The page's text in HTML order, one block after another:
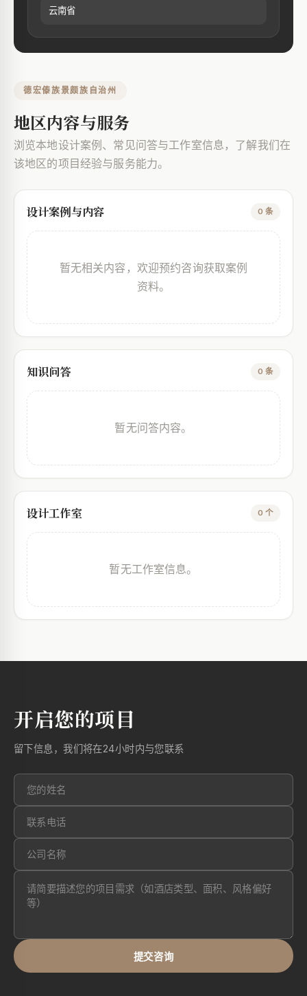
云南省
德宏傣族景颇族自治州
地区内容与服务
浏览本地设计案例、常见问答与工作室信息，了解我们在
该地区的项目经验与服务能力。
设计案例与内容 0 条
暂无相关内容，欢迎预约咨询获取案例
资料。
知识问答 0 条
暂无问答内容。
设计工作室 0 个
暂无工作室信息。
开启您的项目
留下信息，我们将在24小时内与您联系
提交咨询